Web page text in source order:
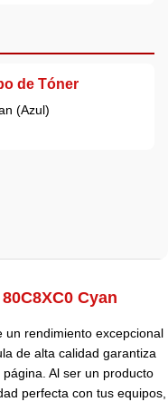
de Tóner
(Azul)
Cyan
un rendimiento excepcional
de alta calidad garantiza
Al ser un producto
perfecta con tus equipos,